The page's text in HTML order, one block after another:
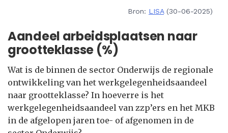
Bron: LISA(30-06-2025)
Aandeel arbeidsplaatsen naar
grootteklasse (%)
Wat is de binnen de sector Onderwijs de regionale
ontwikkeling van het werkgelegenheidsaandeel
naar grootteklasse? In hoeverre is het
werkgelegenheidsaandeel van zzp’ers en het MKB
in de afgelopen jaren toe- of afgenomen in de